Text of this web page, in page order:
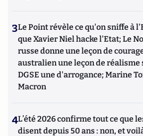
3Le Point révèle ce qu'on sniffe à
que Xavier Niel hacke l'Etat; Le
russe donne une leçon de
australien une leçon de réalisme
DGSE une d'arrogance; Marine
Macron
4L’été 2026 confirme tout ce que
disent depuis 50 ans : non, et